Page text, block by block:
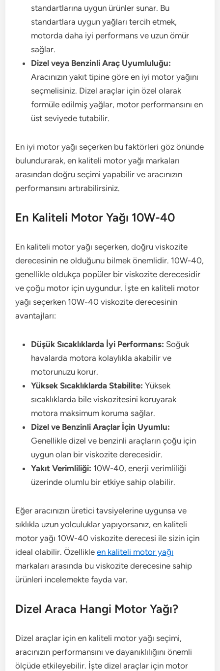
standartlarına uygun ürünler sunar. Bu
standartlara uygun yağları tercih etmek,
motorda daha iyi performans ve uzun ömür
sağlar.
Dizel veya Benzinli Araç Uyumluluğu:
Aracınızın yakıt tipine göre en iyi motor yağını
seçmelisiniz. Dizel araçlar için özel olarak
formüle edilmiş yağlar, motor performansını en
üst seviyede tutabilir.
En iyi motor yağı seçerken bu faktörleri göz önünde
bulundurarak, en kaliteli motor yağı markaları
arasından doğru seçimi yapabilir ve aracınızın
performansını artırabilirsiniz.
En Kaliteli Motor Yağı 10W-40
En kaliteli motor yağı seçerken, doğru viskozite
derecesinin ne olduğunu bilmek önemlidir. 10W-40,
genellikle oldukça popüler bir viskozite derecesidir
ve çoğu motor için uygundur. İşte en kaliteli motor
yağı seçerken 10W-40 viskozite derecesinin
avantajları:
Düşük Sıcaklıklarda İyi Performans: Soğuk
havalarda motora kolaylıkla akabilir ve
motorunuzu korur.
Yüksek Sıcaklıklarda Stabilite: Yüksek
sıcaklıklarda bile viskozitesini koruyarak
motora maksimum koruma sağlar.
Dizel ve Benzinli Araçlar İçin Uyumlu:
Genellikle dizel ve benzinli araçların çoğu için
uygun olan bir viskozite derecesidir.
Yakıt Verimliliği: 10W-40, enerji verimliliği
üzerinde olumlu bir etkiye sahip olabilir.
Eğer aracınızın üretici tavsiyelerine uygunsa ve
sıklıkla uzun yolculuklar yapıyorsanız, en kaliteli
motor yağı 10W-40 viskozite derecesi ile sizin için
ideal olabilir. Özellikleen kaliteli motor yağı
markaları arasında bu viskozite derecesine sahip
ürünleri incelemekte fayda var.
Dizel Araca Hangi Motor Yağı?
Dizel araçlar için en kaliteli motor yağı seçimi,
aracınızın performansını ve dayanıklılığını önemli
ölçüde etkileyebilir. İşte dizel araçlar için motor